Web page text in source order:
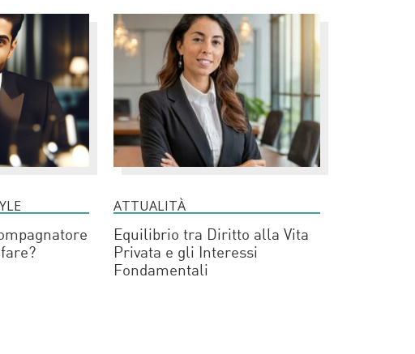
ATTUALITÀ
Equilibrio tra Diritto alla Vita
Privata e gli Interessi
Fondamentali